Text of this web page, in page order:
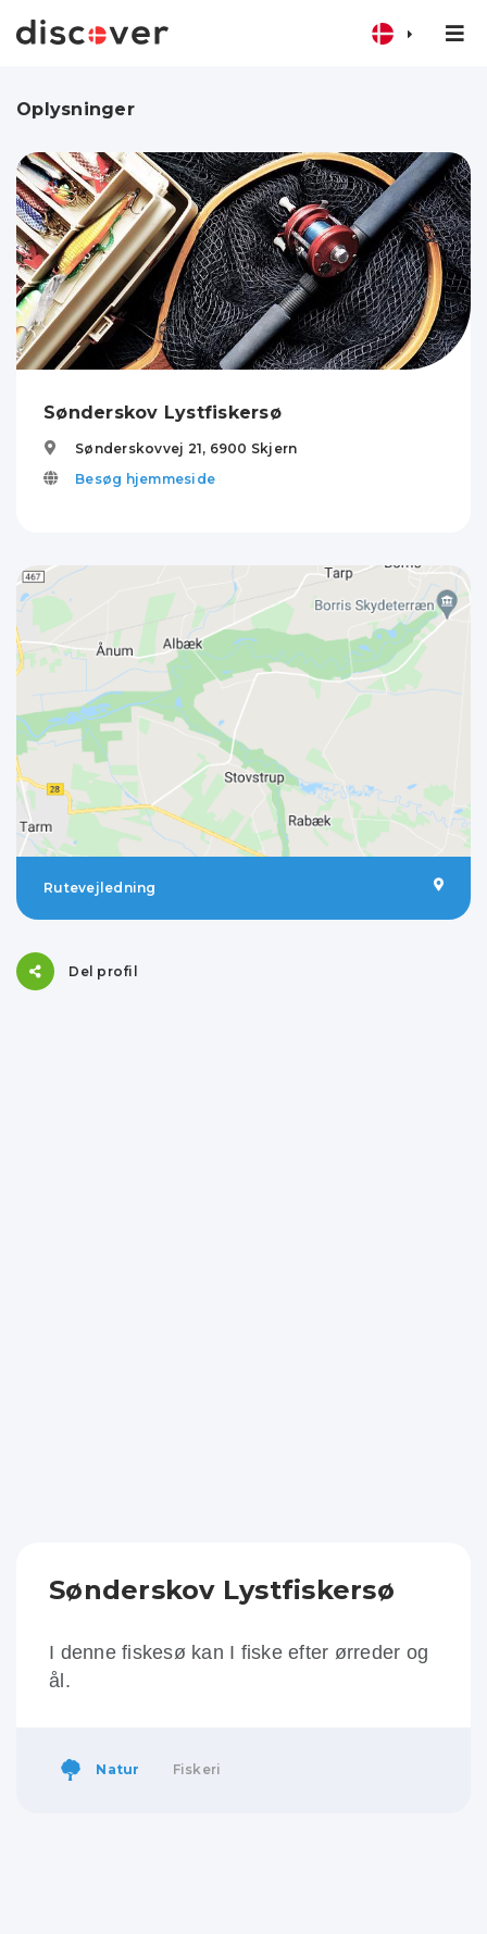
Oplysninger
Sønderskov Lystfiskersø
Sønderskovvej 21, 6900 Skjern
Besøg hjemmeside
Rutevejledning
Del profil
Sønderskov Lystfiskersø
I denne fiskesø kan I fiske efter ørreder og
ål.
Natur Fiskeri